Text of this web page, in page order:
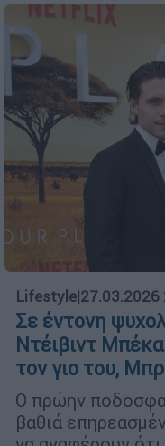
Lifestyle|27.03.2026
Σε έντονη
Ντέιβιντ
τον γιο του,
Ο πρώην
βαθιά